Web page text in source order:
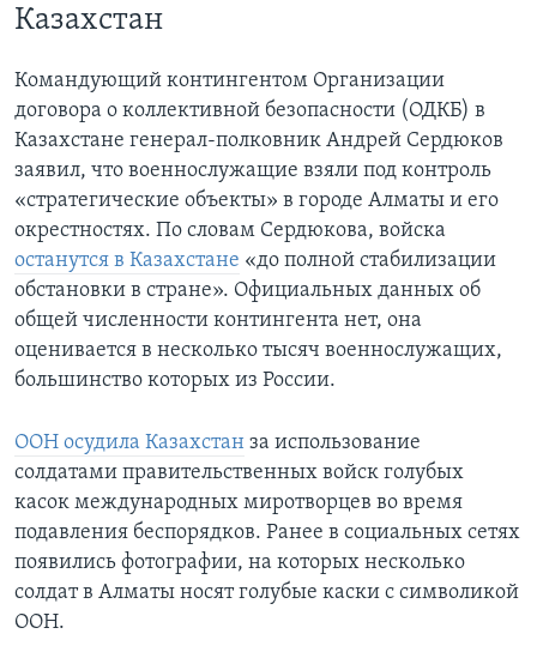
Казахстан
Командующий контингентом Организации
договора о коллективной безопасности (ОДКБ) в
Казахстане генерал-полковник Андрей Сердюков
заявил, что военнослужащие взяли под контроль
«стратегические объекты» в городе Алматы и его
окрестностях. По словам Сердюкова, войска
останутся в Казахстане «до полной стабилизации
обстановки в стране». Официальных данных об
общей численности контингента нет, она
оценивается в несколько тысяч военнослужащих,
большинство которых из России.
ООН осудила Казахстан за использование
солдатами правительственных войск голубых
касок международных миротворцев во время
подавления беспорядков. Ранее в социальных сетях
появились фотографии, на которых несколько
солдат в Алматы носят голубые каски с символикой
ООН.